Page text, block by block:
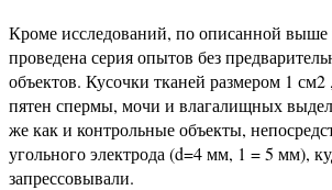
Кроме исследований, по описанной выше
проведена серия опытов без
объектов. Кусочки тканей размером 1
пятен спермы, мочи и влагалищных
же как и контрольные объекты,
угольного электрода (d=4 мм, 1 = 5 мм),
запрессовывали.